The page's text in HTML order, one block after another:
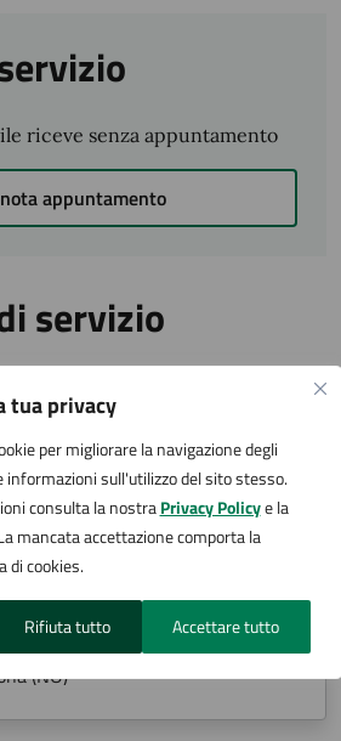
tua privacy
per migliorare la navigazione degli
informazioni sull'utilizzo del sito stesso.
consulta la nostraPrivacy Policye la
mancata accettazione comporta la
di cookies.
Rifiuta tutto Accettare tutto
riceve senza appuntamento
appuntamento
servizio
di scadenze, requisiti e altre
leggi i termini e le condizioni
di servizio (PDF 84.75 kB)
(NO)